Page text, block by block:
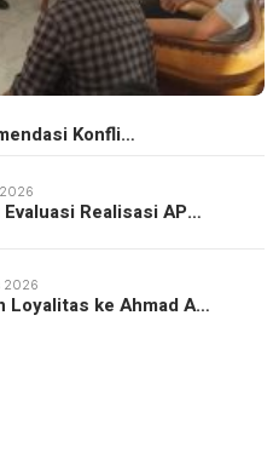
Konfli…
Realisasi AP…
2026
Loyalitas ke Ahmad A…